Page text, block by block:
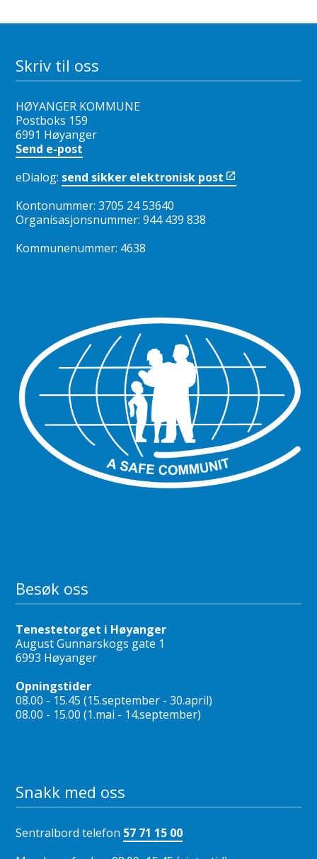
Skriv til oss
HØYANGER KOMMUNE
Postboks 159
6991 Høyanger
Send e-post
eDialog: send sikker elektronisk post
Kontonummer: 3705 24 53640
Organisasjonsnummer: 944 439 838
Kommunenummer: 4638
Besøk oss
Tenestetorget i Høyanger
August Gunnarskogs gate 1
6993 Høyanger
Opningstider
08.00 - 15.45 (15.september - 30.april)
08.00 - 15.00 (1.mai - 14.september)
Snakk med oss
Sentralbord telefon 57 71 15 00